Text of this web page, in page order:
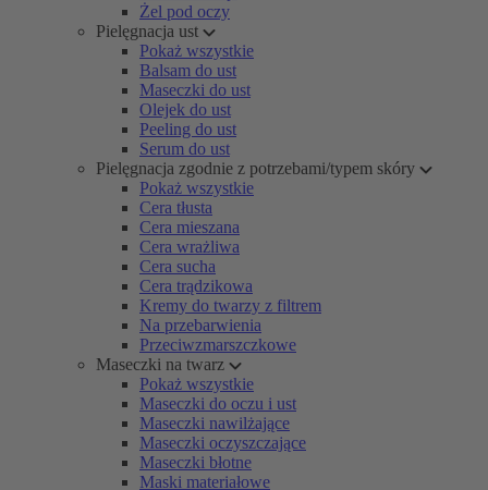
Żel pod oczy
Pielęgnacja ust
Pokaż wszystkie
Balsam do ust
Maseczki do ust
Olejek do ust
Peeling do ust
Serum do ust
Pielęgnacja zgodnie z potrzebami/typem skóry
Pokaż wszystkie
Cera tłusta
Cera mieszana
Cera wrażliwa
Cera sucha
Cera trądzikowa
Kremy do twarzy z filtrem
Na przebarwienia
Przeciwzmarszczkowe
Maseczki na twarz
Pokaż wszystkie
Maseczki do oczu i ust
Maseczki nawilżające
Maseczki oczyszczające
Maseczki błotne
Maski materiałowe